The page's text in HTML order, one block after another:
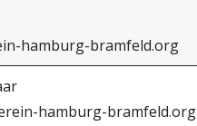
hamburg-bramfeld.org
hamburg-bramfeld.org